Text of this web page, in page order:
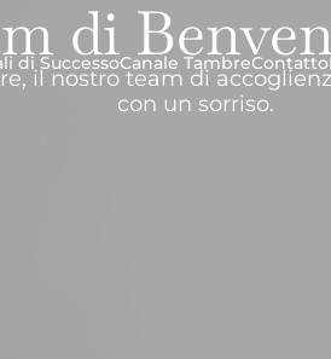
di SuccessoCanale TambreContatto
di
il nostro team di
con un sorriso.